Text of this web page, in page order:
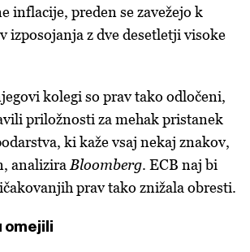
inflacije, preden se zavežejo k
izposojanja z dve desetletji visoke
kolegi so prav tako odločeni,
priložnosti za mehak pristanek
ki kaže vsaj nekaj znakov,
analizira Bloomberg. ECB naj bi
prav tako znižala obresti.
omejili